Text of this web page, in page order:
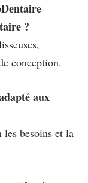
?
conception.
aux
besoins et la